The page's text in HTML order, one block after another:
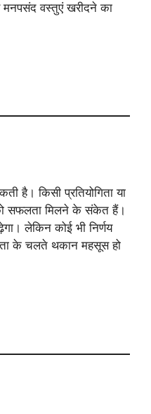
मनपसंद वस्तुएं खरीदने का
है। किसी प्रतियोगिता या
को सफलता मिलने के संकेत हैं।
लेकिन कोई भी निर्णय
के चलते थकान महसूस हो